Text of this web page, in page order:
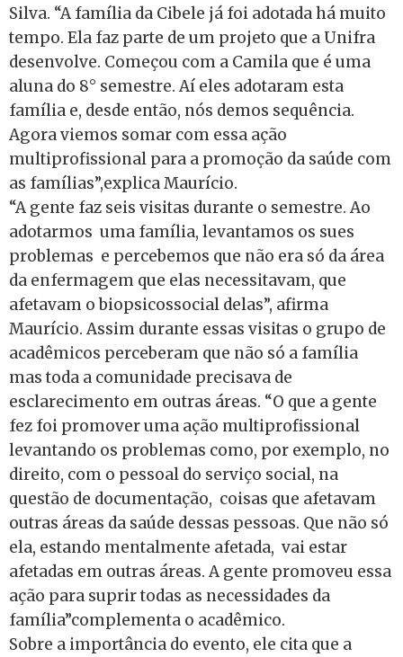
Silva. “A família da Cibele já foi adotada há muito
tempo. Ela faz parte de um projeto que a Unifra
desenvolve. Começou com a Camila que é uma
aluna do 8° semestre. Aí eles adotaram esta
família e, desde então, nós demos sequência.
Agora viemos somar com essa ação
multiprofissional para a promoção da saúde com
as famílias”,explica Maurício.
“A gente faz seis visitas durante o semestre. Ao
adotarmos uma família, levantamos os sues
problemas e percebemos que não era só da área
da enfermagem que elas necessitavam, que
afetavam o biopsicossocial delas”, afirma
Maurício. Assim durante essas visitas o grupo de
acadêmicos perceberam que não só a família
mas toda a comunidade precisava de
esclarecimento em outras áreas. “O que a gente
fez foi promover uma ação multiprofissional
levantando os problemas como, por exemplo, no
direito, com o pessoal do serviço social, na
questão de documentação, coisas que afetavam
outras áreas da saúde dessas pessoas. Que não só
ela, estando mentalmente afetada, vai estar
afetadas em outras áreas. A gente promoveu essa
ação para suprir todas as necessidades da
família”complementa o acadêmico.
Sobre a importância do evento, ele cita que a